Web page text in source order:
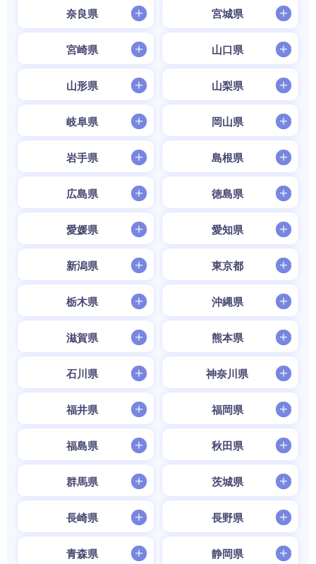
奈良県 宮城県
宮崎県 山口県
山形県 山梨県
岐阜県 岡山県
岩手県 島根県
広島県 徳島県
愛媛県 愛知県
新潟県 東京都
栃木県 沖縄県
滋賀県 熊本県
石川県 神奈川県
福井県 福岡県
福島県 秋田県
群馬県 茨城県
長崎県 長野県
青森県 静岡県